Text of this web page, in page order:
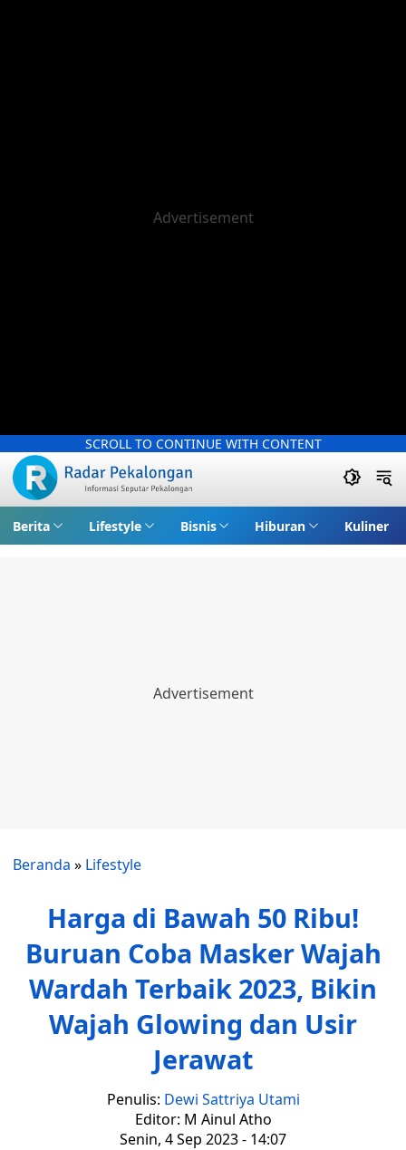
SCROLL TO CONTINUE WITH CONTENT
Berita Lifestyle Bisnis Hiburan Kuliner
Beranda » Lifestyle
Harga di Bawah 50 Ribu!
Buruan Coba Masker Wajah
Wardah Terbaik 2023, Bikin
Wajah Glowing dan Usir
Jerawat
Penulis: Dewi Sattriya Utami
Editor: M Ainul Atho
Senin, 4 Sep 2023 - 14:07